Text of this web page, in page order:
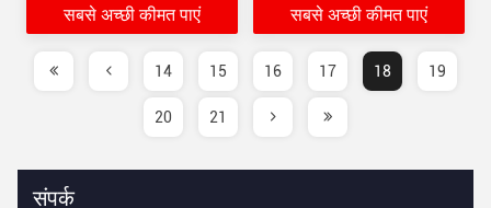
सबसे अच्छी कीमत पाएं सबसे अच्छी कीमत पाएं
14 15 16 17 18 19
20 21
संपर्क